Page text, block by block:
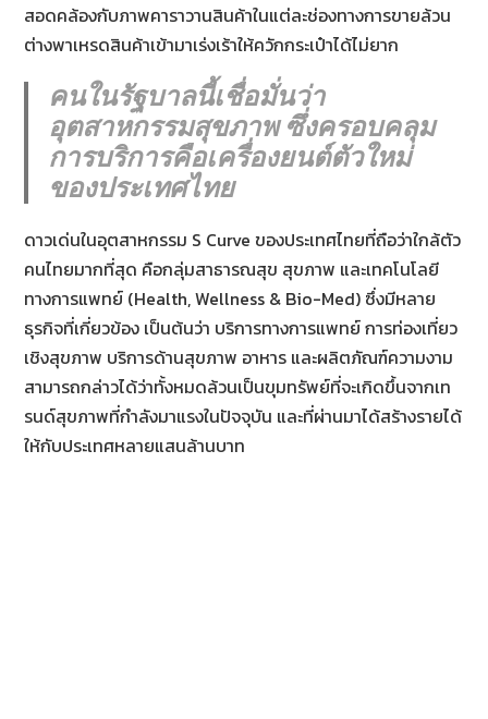
สอดคล้องกับภาพคาราวานสินค้าในแต่ละช่องทางการขายล้วน
ต่างพาเหรดสินค้าเข้ามาเร่งเร้าให้ควักกระเป๋าได้ไม่ยาก
คนในรัฐบาลนี้เชื่อมั่นว่า
อุตสาหกรรมสุขภาพ ซึ่งครอบคลุม
การบริการคือเครื่องยนต์ตัวใหม่
ของประเทศไทย
ดาวเด่นในอุตสาหกรรม S Curve ของประเทศไทยที่ถือว่าใกล้ตัว
คนไทยมากที่สุด คือกลุ่มสาธารณสุข สุขภาพ และเทคโนโลยี
ทางการแพทย์ (Health, Wellness & Bio-Med) ซึ่งมีหลาย
ธุรกิจที่เกี่ยวข้อง เป็นต้นว่า บริการทางการแพทย์ การท่องเที่ยว
เชิงสุขภาพ บริการด้านสุขภาพ อาหาร และผลิตภัณฑ์ความงาม
สามารถกล่าวได้ว่าทั้งหมดล้วนเป็นขุมทรัพย์ที่จะเกิดขึ้นจากเท
รนด์สุขภาพที่กำลังมาแรงในปัจจุบัน และที่ผ่านมาได้สร้างรายได้
ให้กับประเทศหลายแสนล้านบาท